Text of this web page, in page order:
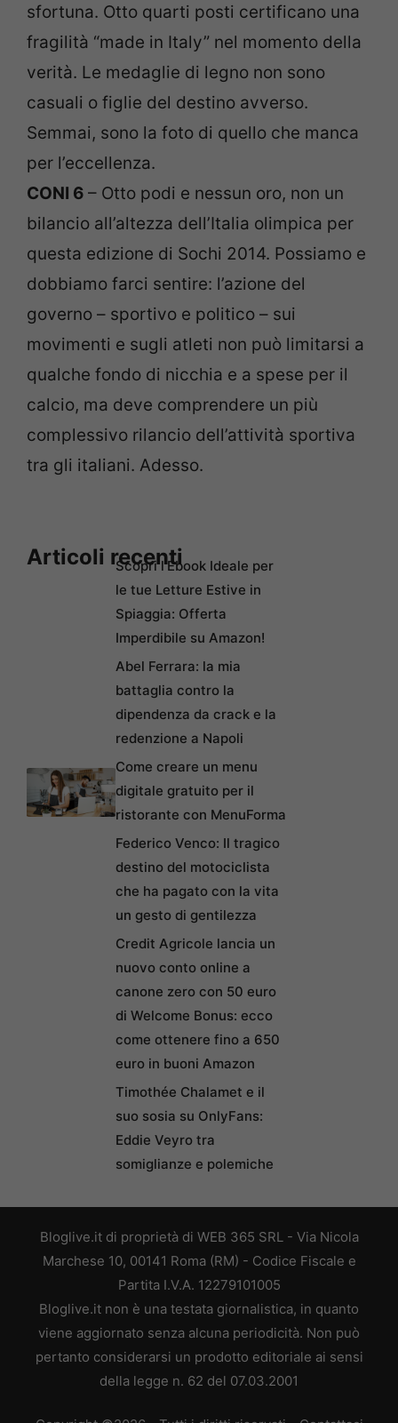
sfortuna. Otto quarti posti certificano una
fragilità “made in Italy” nel momento della
verità. Le medaglie di legno non sono
casuali o figlie del destino avverso.
Semmai, sono la foto di quello che manca
per l’eccellenza.
CONI 6 – Otto podi e nessun oro, non un
bilancio all’altezza dell’Italia olimpica per
questa edizione di Sochi 2014. Possiamo e
dobbiamo farci sentire: l’azione del
governo – sportivo e politico – sui
movimenti e sugli atleti non può limitarsi a
qualche fondo di nicchia e a spese per il
calcio, ma deve comprendere un più
complessivo rilancio dell’attività sportiva
tra gli italiani. Adesso.
Articoli recentiScopri l’Ebook Ideale per
le tue Letture Estive in
Spiaggia: Offerta
Imperdibile su Amazon!
Abel Ferrara: la mia
battaglia contro la
dipendenza da crack e la
redenzione a Napoli
Come creare un menu
digitale gratuito per il
ristorante con MenuForma
Federico Venco: Il tragico
destino del motociclista
che ha pagato con la vita
un gesto di gentilezza
Credit Agricole lancia un
nuovo conto online a
canone zero con 50 euro
di Welcome Bonus: ecco
come ottenere fino a 650
euro in buoni Amazon
Timothée Chalamet e il
suo sosia su OnlyFans:
Eddie Veyro tra
somiglianze e polemiche
Bloglive.it di proprietà di WEB 365 SRL - Via Nicola
Marchese 10, 00141 Roma (RM) - Codice Fiscale e
Partita I.V.A. 12279101005
Bloglive.it non è una testata giornalistica, in quanto
viene aggiornato senza alcuna periodicità. Non può
pertanto considerarsi un prodotto editoriale ai sensi
della legge n. 62 del 07.03.2001